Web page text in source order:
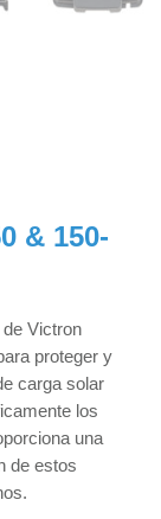
& 150-
de Victron
proteger y
carga solar
los
una
de estos